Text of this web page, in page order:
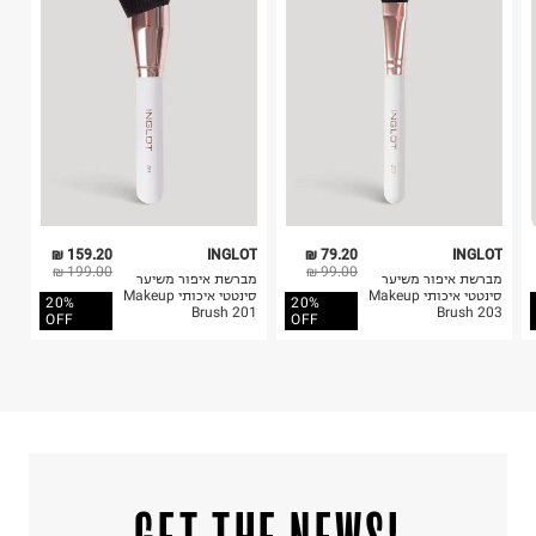
159.20 ₪
199.00 ₪
20%
OFF
INGLOT
מברשת איפור משיער
סינטטי איכותי Makeup
Brush 201
79.20 ₪
99.00 ₪
20%
OFF
INGLOT
מברשת איפור משיער
סינטטי איכותי Makeup
Brush 203